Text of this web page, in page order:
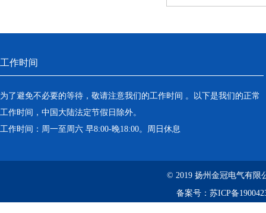
工作时间
为了避免不必要的等待，敬请注意我们的工作时间 。以下是我们的正常
工作时间，中国大陆法定节假日除外。
工作时间：周一至周六 早8:00-晚18:00。周日休息
© 2019 扬州金冠电气有限
备案号： 苏ICP备